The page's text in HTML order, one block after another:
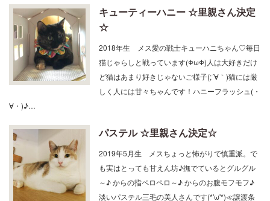
キューティーハニー ☆里親さん決定
☆
2018年生 メス愛の戦士キューハニちゃん♡毎日
猫じゃらしと戦っています(ΦωΦ)人は大好きだけ
ど猫はあまり好きじゃないご様子(;´∀｀)猫には厳
しく人には甘々ちゃんです！ハニーフラッシュ(・
∀・)♪…
パステル ☆里親さん決定☆
2019年5月生 メスちょっと怖がりで慎重派。で
も実はとっても甘えん坊♪撫でているとグルグル
～♪ からの指ペロペロ～♪ からのお腹モフモフ♪
淡いパステル三毛の美人さんです(*'ω'*)≪譲渡条